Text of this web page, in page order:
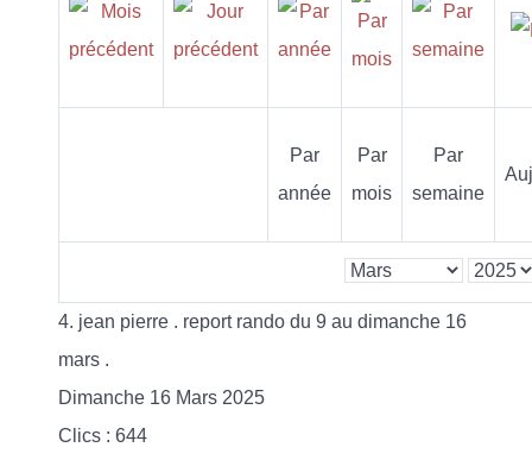
Par
année
Par
mois
Par
semaine
4. jean pierre . report rando du 9 au dimanche 16
mars .
Dimanche 16 Mars 2025
Clics : 644